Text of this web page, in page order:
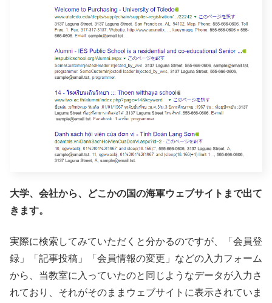
大学、会社から、どこかの国の海軍ウェブサイトまで出て
きます。
実際に検索してみていただくと分かるのですが、「会員登
録」「記事投稿」「会員情報の変更」などの入力フォーム
から、当教室に入っていたのと同じようなデータが入力さ
れており、それがそのままウェブサイトに表示されていま